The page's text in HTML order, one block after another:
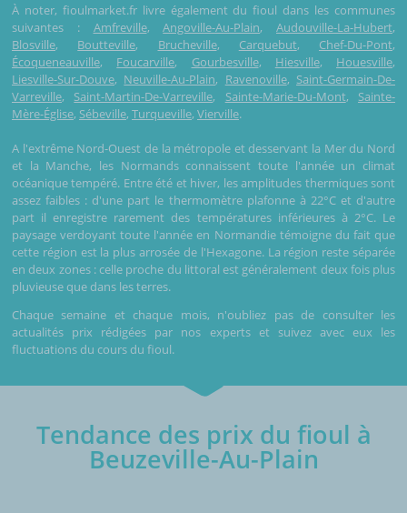
À noter, fioulmarket.fr livre également du fioul dans les communes
suivantes : Amfreville,Angoville-Au-Plain, Audouville-La-Hubert,
Blosville, Boutteville, Brucheville, Carquebut, Chef-Du-Pont,
Écoqueneauville, Foucarville, Gourbesville, Hiesville, Houesville,
Liesville-Sur-Douve, Neuville-Au-Plain, Ravenoville, Saint-Germain-De-
Varreville, Saint-Martin-De-Varreville, Sainte-Marie-Du-Mont, Sainte-
Mère-Église, Sébeville, Turqueville, Vierville.
A l'extrême Nord-Ouest de la métropole et desservant la Mer du Nord
et la Manche, les Normands connaissent toute l'année un climat
océanique tempéré. Entre été et hiver, les amplitudes thermiques sont
assez faibles : d'une part le thermomètre plafonne à 22°C et d'autre
part il enregistre rarement des températures inférieures à 2°C. Le
paysage verdoyant toute l'année en Normandie témoigne du fait que
cette région est la plus arrosée de l'Hexagone. La région reste séparée
en deux zones : celle proche du littoral est généralement deux fois plus
pluvieuse que dans les terres.
Chaque semaine et chaque mois, n'oubliez pas de consulter les
actualités prix rédigées par nos experts et suivez avec eux les
fluctuations du cours du fioul.
Tendance des prix du fioul à
Beuzeville-Au-Plain